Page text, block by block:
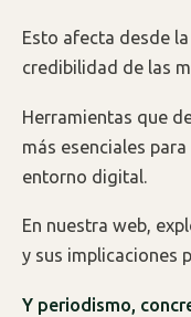
Esto afecta desde
credibilidad de las
Herramientas que
más esenciales
entorno digital.
En nuestra web,
y sus implicaciones
Y periodismo,